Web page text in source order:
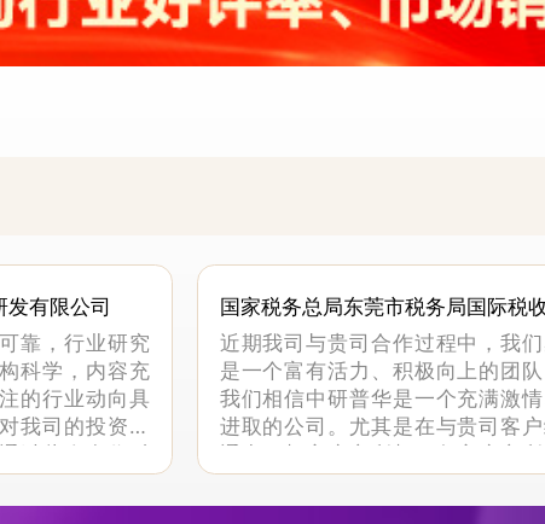
有限公司
靠，行业研究
科学，内容充
的行业动向具
我司的投资决
报告质量均满
国家税务总局东莞市税务局国际税
科
近期我司与贵司合作过程中，我
是一个富有活力、积极向上的团
我们相信中研普华是一个充满激
进取的公司。尤其是在与贵司客户
现了良好的职业性和服务意识，
以后的合作中保持...